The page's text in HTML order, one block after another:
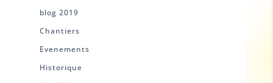
blog 2019
Chantiers
Evenements
Historique